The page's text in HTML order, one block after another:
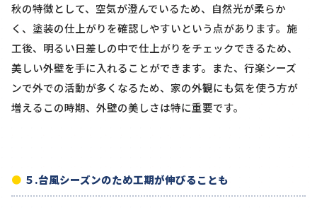
秋の特徴として、空気が澄んでいるため、自然光が柔らか
く、塗装の仕上がりを確認しやすいという点があります。施
工後、明るい日差しの中で仕上がりをチェックできるため、
美しい外壁を手に入れることができます。また、行楽シーズ
ンで外での活動が多くなるため、家の外観にも気を使う方が
増えるこの時期、外壁の美しさは特に重要です。
５.台風シーズンのため工期が伸びることも